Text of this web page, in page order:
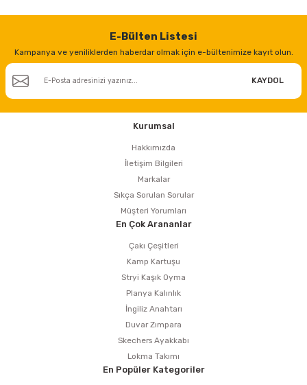
E-Bülten Listesi
Kampanya ve yeniliklerden haberdar olmak için e-bültenimize kayıt olun.
KAYDOL
Kurumsal
Hakkımızda
İletişim Bilgileri
Markalar
Sıkça Sorulan Sorular
Müşteri Yorumları
En Çok Arananlar
Çakı Çeşitleri
Kamp Kartuşu
Stryi Kaşık Oyma
Planya Kalınlık
İngiliz Anahtarı
Duvar Zımpara
Skechers Ayakkabı
Lokma Takımı
En Popüler Kategoriler